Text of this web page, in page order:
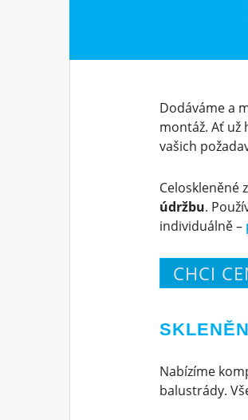
Dodáváme a
montáž. Ať už
vašich
Celoskleněné
údržbu.
individuálně –
CHCI
Nabízíme
balustrády.